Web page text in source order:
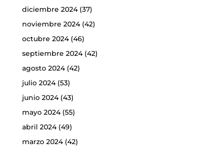
diciembre 2024(37)
noviembre 2024(42)
octubre 2024(46)
septiembre 2024(42)
agosto 2024(42)
julio 2024(53)
junio 2024(43)
mayo 2024(55)
abril 2024(49)
marzo 2024(42)